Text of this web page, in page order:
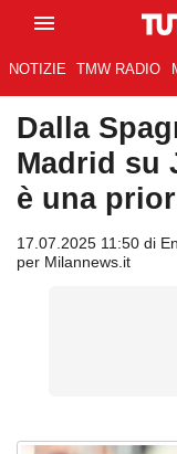
NOTIZIE TMW RADIO
Dalla
Madrid su
è una
17.07.2025 11:50 di
per Milannews.it